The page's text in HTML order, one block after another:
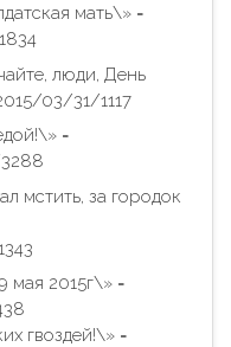
мать\» =
люди, День
03/31/1117
=
мстить, за городок
мая 2015г\» =
гвоздей!\» =